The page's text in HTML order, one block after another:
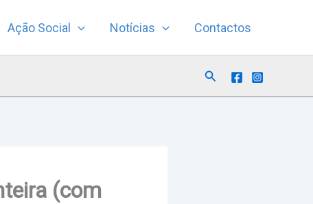
Ação Social Notícias Contactos
Search
(com